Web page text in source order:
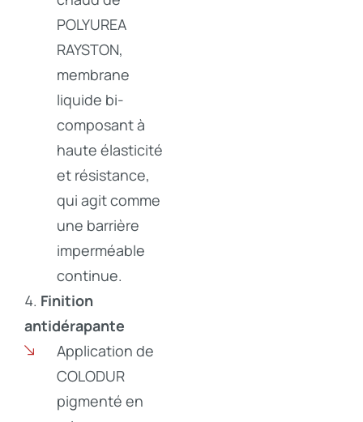
POLYUREA
RAYSTON,
membrane
liquide bi-
composant à
haute élasticité
et résistance,
qui agit comme
une barrière
imperméable
continue.
Finition
antidérapante
Application de
COLODUR
pigmenté en